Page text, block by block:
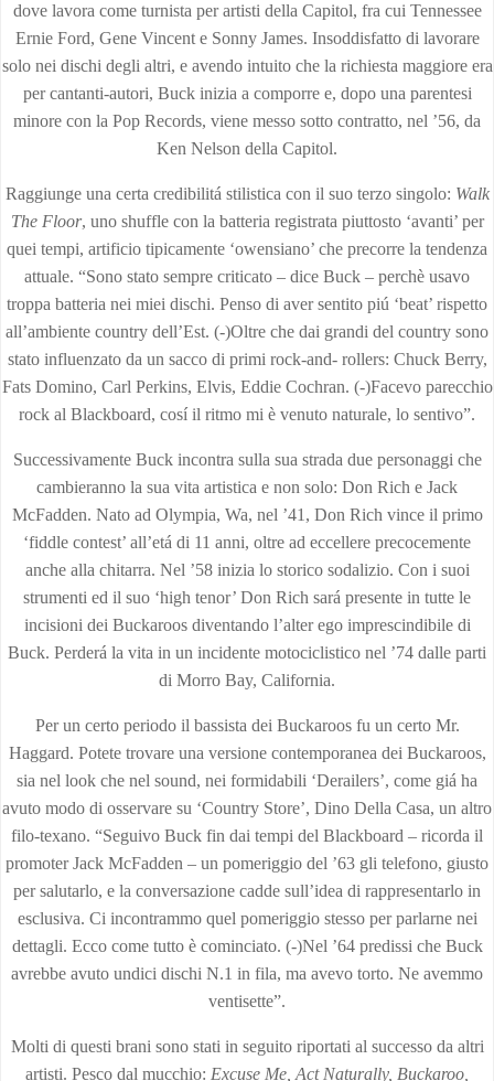
dove lavora come turnista per artisti della Capitol, fra cui Tennessee
Ernie Ford, Gene Vincent e Sonny James. Insoddisfatto di lavorare
solo nei dischi degli altri, e avendo intuito che la richiesta maggiore era
per cantanti-autori, Buck inizia a comporre e, dopo una parentesi
minore con la Pop Records, viene messo sotto contratto, nel ’56, da
Ken Nelson della Capitol.
Raggiunge una certa credibilitá stilistica con il suo terzo singolo: Walk
The Floor, uno shuffle con la batteria registrata piuttosto ‘avanti’ per
quei tempi, artificio tipicamente ‘owensiano’ che precorre la tendenza
attuale. “Sono stato sempre criticato – dice Buck – perchè usavo
troppa batteria nei miei dischi. Penso di aver sentito piú ‘beat’ rispetto
all’ambiente country dell’Est. (-)Oltre che dai grandi del country sono
stato influenzato da un sacco di primi rock-and- rollers: Chuck Berry,
Fats Domino, Carl Perkins, Elvis, Eddie Cochran. (-)Facevo parecchio
rock al Blackboard, cosí il ritmo mi è venuto naturale, lo sentivo”.
Successivamente Buck incontra sulla sua strada due personaggi che
cambieranno la sua vita artistica e non solo: Don Rich e Jack
McFadden. Nato ad Olympia, Wa, nel ’41, Don Rich vince il primo
‘fiddle contest’ all’etá di 11 anni, oltre ad eccellere precocemente
anche alla chitarra. Nel ’58 inizia lo storico sodalizio. Con i suoi
strumenti ed il suo ‘high tenor’ Don Rich sará presente in tutte le
incisioni dei Buckaroos diventando l’alter ego imprescindibile di
Buck. Perderá la vita in un incidente motociclistico nel ’74 dalle parti
di Morro Bay, California.
Per un certo periodo il bassista dei Buckaroos fu un certo Mr.
Haggard. Potete trovare una versione contemporanea dei Buckaroos,
sia nel look che nel sound, nei formidabili ‘Derailers’, come giá ha
avuto modo di osservare su ‘Country Store’, Dino Della Casa, un altro
filo-texano. “Seguivo Buck fin dai tempi del Blackboard – ricorda il
promoter Jack McFadden – un pomeriggio del ’63 gli telefono, giusto
per salutarlo, e la conversazione cadde sull’idea di rappresentarlo in
esclusiva. Ci incontrammo quel pomeriggio stesso per parlarne nei
dettagli. Ecco come tutto è cominciato. (-)Nel ’64 predissi che Buck
avrebbe avuto undici dischi N.1 in fila, ma avevo torto. Ne avemmo
ventisette”.
Molti di questi brani sono stati in seguito riportati al successo da altri
artisti. Pesco dal mucchio: Excuse Me, Act Naturally, Buckaroo,